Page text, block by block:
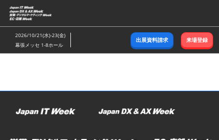
ス
キ
ッ
し
む
2026/10/21(水)-23(金)
幕張メッセ 1-8ホール
出展資料請求 来場登録